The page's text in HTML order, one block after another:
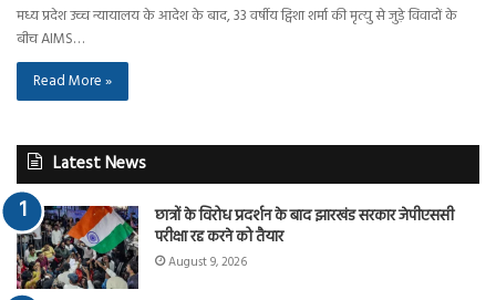
मध्य प्रदेश उच्च न्यायालय के आदेश के बाद, 33 वर्षीय ट्विशा शर्मा की मृत्यु से जुड़े विवादों के
बीच AIMS…
Read More »
Latest News
छात्रों के विरोध प्रदर्शन के बाद झारखंड सरकार जेपीएससी
परीक्षा रद्द करने को तैयार
August 9, 2026